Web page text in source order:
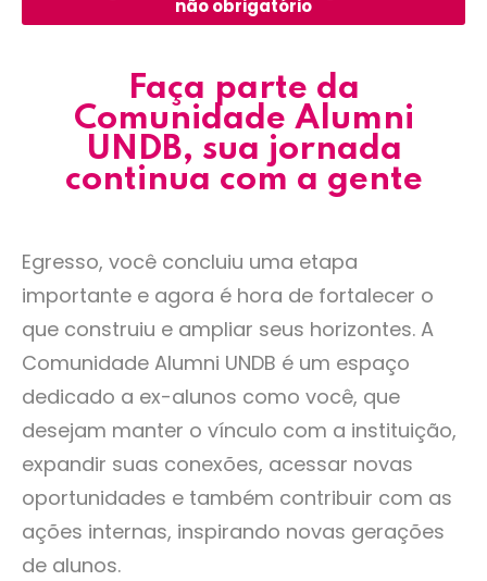
Ciências Contábeis
contribuam com a nossa missão de inserir
jovens no mercado de trabalho. E o Teia
vem dando uma contribuição muito
significativa e nos ajudando nesse
processo.
Rodrigo Monteles
Diretor Super Estágios
A parceria com a Universidade UNDB, por
meio do sistema TEIA, tem sido uma
experiência extremamente positiva.
não obrigatório
Faça parte da
Comunidade Alumni
UNDB, sua jornada
continua com a gente
Egresso, você concluiu uma etapa
importante e agora é hora de fortalecer o
que construiu e ampliar seus horizontes. A
Comunidade Alumni UNDB é um espaço
dedicado a ex-alunos como você, que
desejam manter o vínculo com a instituição,
expandir suas conexões, acessar novas
oportunidades e também contribuir com as
ações internas, inspirando novas gerações
de alunos.